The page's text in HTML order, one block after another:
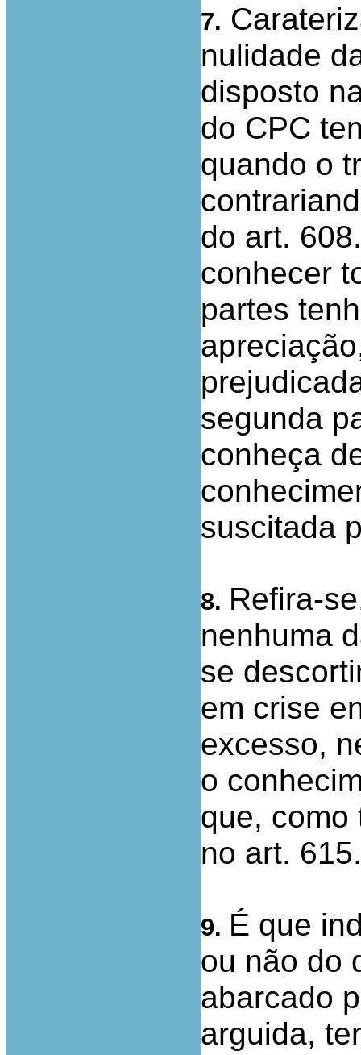
7.
nulidade
disposto
do CPC
quando o
do art.
conhecer
partes
segunda
conheça
suscitada
8. Refira-
nenhuma
se
em crise
excesso,
o
que, como
no art.
9. É que
ou não do
abarcado
arguida,